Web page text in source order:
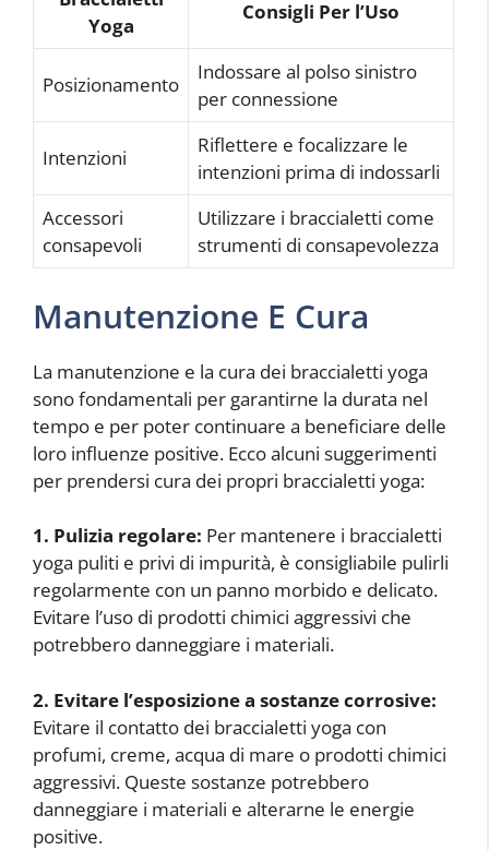
Yoga
Consigli Per l’Uso
Posizionamento
Indossare al polso sinistro
per connessione
Intenzioni
Riflettere e focalizzare le
intenzioni prima di indossarli
Accessori
consapevoli
Utilizzare i braccialetti come
strumenti di consapevolezza
Manutenzione E Cura
La manutenzione e la cura dei braccialetti yoga
sono fondamentali per garantirne la durata nel
tempo e per poter continuare a beneficiare delle
loro influenze positive. Ecco alcuni suggerimenti
per prendersi cura dei propri braccialetti yoga:
1. Pulizia regolare: Per mantenere i braccialetti
yoga puliti e privi di impurità, è consigliabile pulirli
regolarmente con un panno morbido e delicato.
Evitare l’uso di prodotti chimici aggressivi che
potrebbero danneggiare i materiali.
2. Evitare l’esposizione a sostanze corrosive:
Evitare il contatto dei braccialetti yoga con
profumi, creme, acqua di mare o prodotti chimici
aggressivi. Queste sostanze potrebbero
danneggiare i materiali e alterarne le energie
positive.